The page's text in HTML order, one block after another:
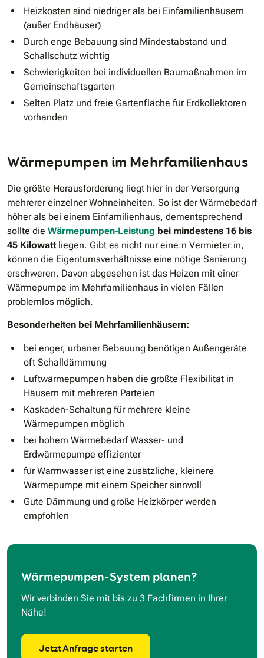
Heizkosten sind niedriger als bei Einfamilienhäusern
(außer Endhäuser)
Durch enge Bebauung sind Mindestabstand und
Schallschutz wichtig
Schwierigkeiten bei individuellen Baumaßnahmen im
Gemeinschaftsgarten
Selten Platz und freie Gartenfläche für Erdkollektoren
vorhanden
Wärmepumpen im Mehrfamilienhaus
Die größte Herausforderung liegt hier in der Versorgung
mehrerer einzelner Wohneinheiten. So ist der Wärmebedarf
höher als bei einem Einfamilienhaus, dementsprechend
sollte die Wärmepumpen-Leistung bei mindestens 16 bis
45 Kilowatt liegen. Gibt es nicht nur eine:n Vermieter:in,
können die Eigentumsverhältnisse eine nötige Sanierung
erschweren. Davon abgesehen ist das Heizen mit einer
Wärmepumpe im Mehrfamilienhaus in vielen Fällen
problemlos möglich.
Besonderheiten bei Mehrfamilienhäusern:
bei enger, urbaner Bebauung benötigen Außengeräte
oft Schalldämmung
Luftwärmepumpen haben die größte Flexibilität in
Häusern mit mehreren Parteien
Kaskaden-Schaltung für mehrere kleine
Wärmepumpen möglich
bei hohem Wärmebedarf Wasser- und
Erdwärmepumpe effizienter
für Warmwasser ist eine zusätzliche, kleinere
Wärmepumpe mit einem Speicher sinnvoll
Gute Dämmung und große Heizkörper werden
empfohlen
Wärmepumpen-System planen?
Wir verbinden Sie mit bis zu 3 Fachfirmen in Ihrer
Nähe!
Jetzt Anfrage starten